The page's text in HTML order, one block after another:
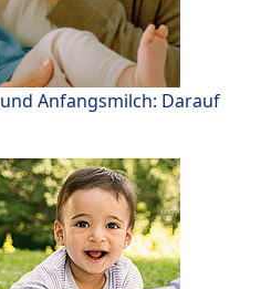
Anfangsmilch: Darauf